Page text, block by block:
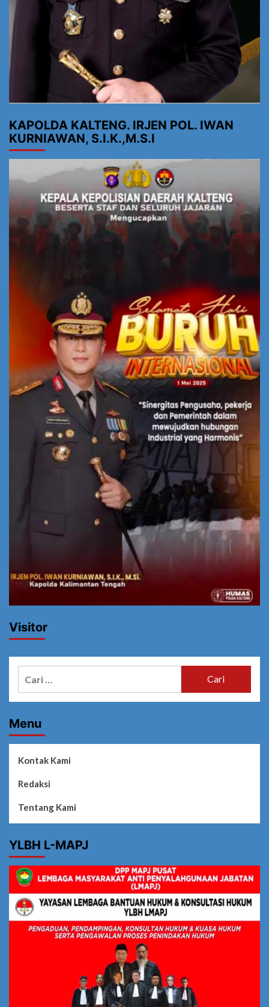
KAPOLDA KALTENG. IRJEN POL. IWAN
KURNIAWAN, S.I.K.,M.S.I
Visitor
Menu
Kontak Kami
Redaksi
Tentang Kami
YLBH L-MAPJ